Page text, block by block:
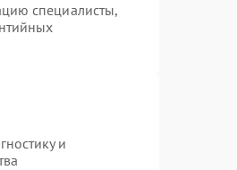
специалисты,
и